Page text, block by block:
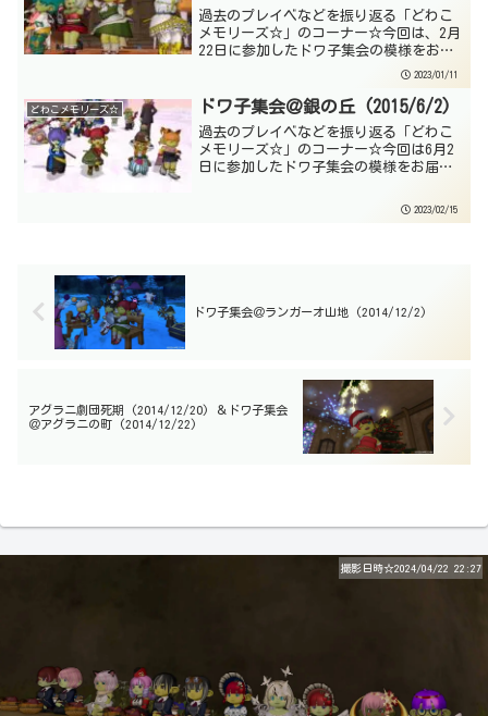
過去のプレイベなどを振り返る「どわこ
メモリーズ☆」のコーナー☆今回は、2月
22日に参加したドワ子集会の模様をお届
けするよ☆2月12日は集会に参加していな
いどころか写真すらないので、もしかし
たら何か用事でインできなかったのか
2023/01/11
どわこメモリーズ☆ ドワ子集会＠銀の丘 (2015/6/2)
過去のプレイベなどを振り返る「どわこ
メモリーズ☆」のコーナー☆今回は6月2
日に参加したドワ子集会の模様をお届け
100回☆第100回 ドワ子集会この日のお
散歩先は、リンクル地方の銀の丘☆ここ
2023/02/15
ドワ子集会＠ランガーオ山地 (2014/12/2)
アグラニ劇団死期 (2014/12/20) ＆ドワ子集会
＠アグラニの町 (2014/12/22)
撮影日時☆2024/04/22 22:27